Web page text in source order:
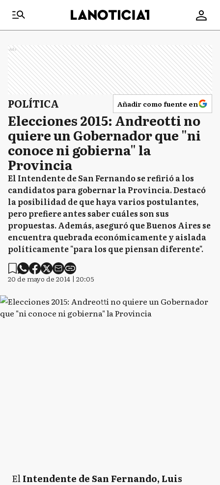
Ads
POLÍTICA Añadir como fuente en
Elecciones 2015: Andreotti no
quiere un Gobernador que "ni
conoce ni gobierna" la
Provincia
El Intendente de San Fernando se refirió a los
candidatos para gobernar la Provincia. Destacó
la posibilidad de que haya varios postulantes,
pero prefiere antes saber cuáles son sus
propuestas. Además, aseguró que Buenos Aires se
encuentra quebrada económicamente y aislada
políticamente "para los que piensan diferente".
20 de mayo de 2014 | 20:05
ElIntendente de San Fernando, Luis